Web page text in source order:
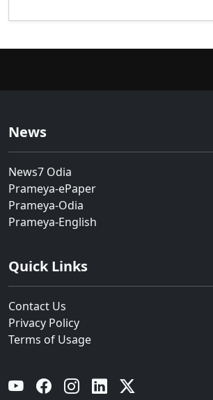
News
News7 Odia
Prameya-ePaper
Prameya-Odia
Prameya-English
Quick Links
Contact Us
Privacy Policy
Terms of Usage
YouTube Facebook Instagram Linkedin